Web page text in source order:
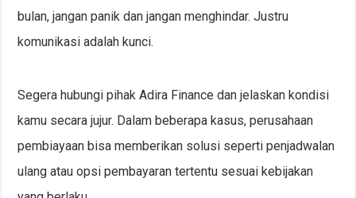
bulan, jangan panik dan jangan menghindar. Justru
komunikasi adalah kunci.
Segera hubungi pihak Adira Finance dan jelaskan kondisi
kamu secara jujur. Dalam beberapa kasus, perusahaan
pembiayaan bisa memberikan solusi seperti penjadwalan
ulang atau opsi pembayaran tertentu sesuai kebijakan